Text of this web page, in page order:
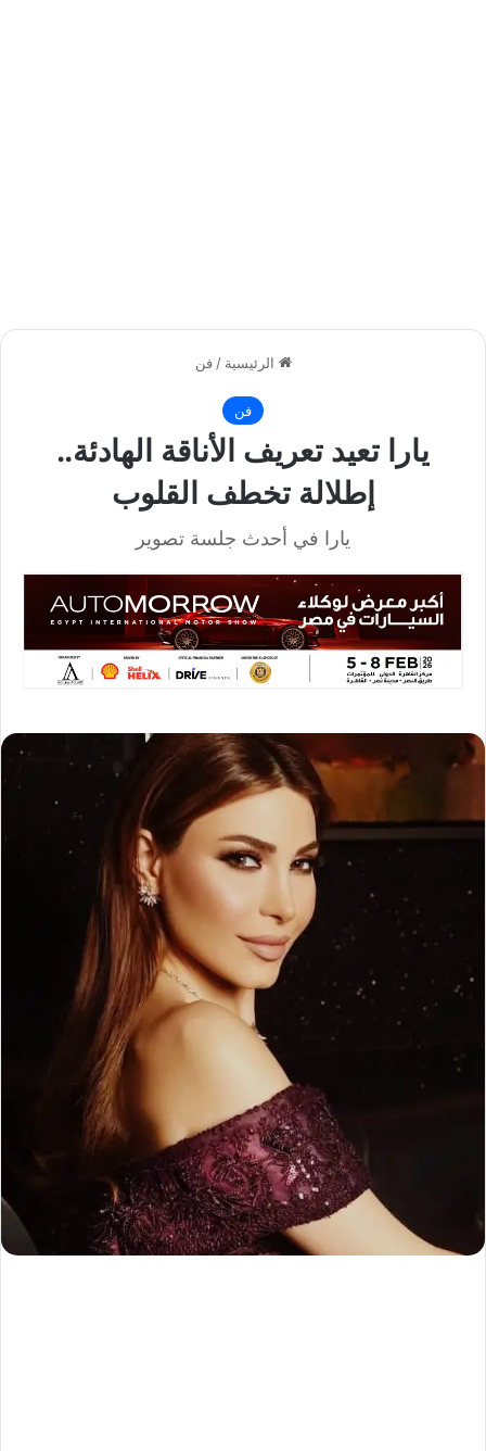
الرئيسية / فن
فن
يارا تعيد تعريف الأناقة الهادئة..
إطلالة تخطف القلوب
يارا في أحدث جلسة تصوير